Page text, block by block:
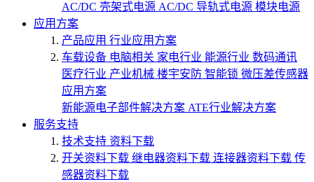
AC/DC 壳架式电源 AC/DC 导轨式电源 模块电源
应用方案
产品应用 行业应用方案
车载设备 电脑相关 家电行业 能源行业 数码通讯
医疗行业 产业机械 楼宇安防 智能锁 微压差传感器
应用方案
新能源电子部件解决方案 ATE行业解决方案
服务支持
技术支持 资料下载
开关资料下载 继电器资料下载 连接器资料下载 传
感器资料下载